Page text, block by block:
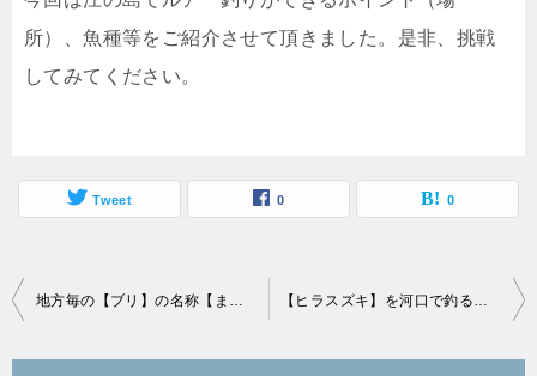
所）、魚種等をご紹介させて頂きました。是非、挑戦
してみてください。
Tweet 0 0
投
地方毎の【ブリ】の名称【まとめ】 【ヒラスズキ】を河口で釣る方法、時間、潮、人気おすすめ【ランキング】